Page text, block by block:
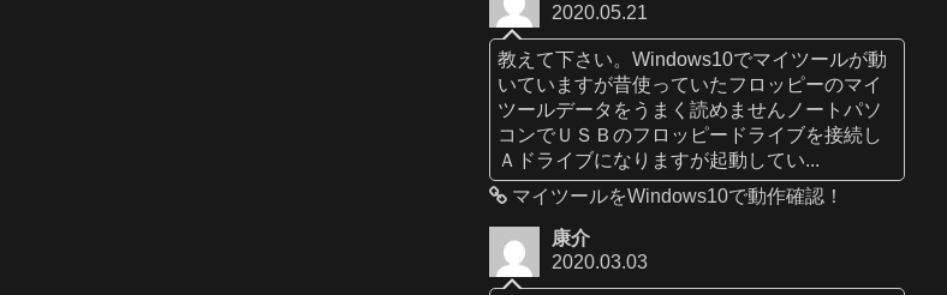
2020.05.21
教えて下さい。Windows10でマイツールが動
いていますが昔使っていたフロッピーのマイ
ツールデータをうまく読めませんノートパソ
コンでＵＳＢのフロッピードライブを接続し
Ａドライブになりますが起動してい...
マイツールをWindows10で動作確認！
康介
2020.03.03